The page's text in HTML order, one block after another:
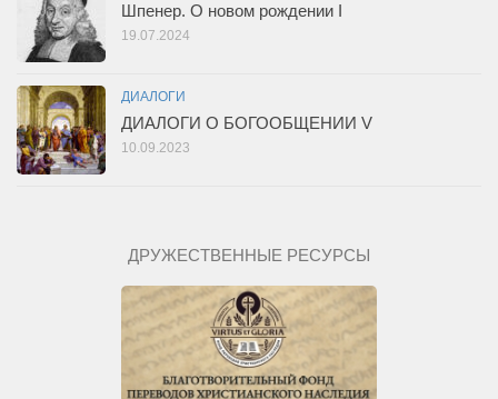
Шпенер. О новом рождении I
19.07.2024
ДИАЛОГИ
ДИАЛОГИ О БОГООБЩЕНИИ V
10.09.2023
ДРУЖЕСТВЕННЫЕ РЕСУРСЫ